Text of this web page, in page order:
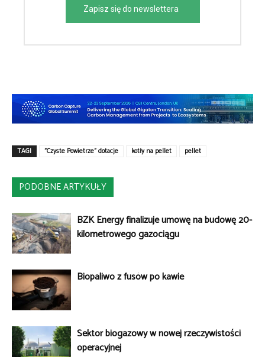
Zapisz się do newslettera
TAGI "Czyste Powietrze" dotacje kotły na pellet pellet
PODOBNE ARTYKUŁY
BZK Energy finalizuje umowę na budowę 20-
kilometrowego gazociągu
Biopaliwo z fusów po kawie
Sektor biogazowy w nowej rzeczywistości
operacyjnej